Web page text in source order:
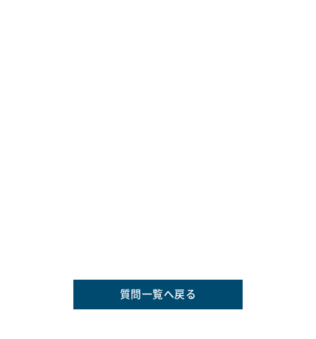
質問一覧へ戻る